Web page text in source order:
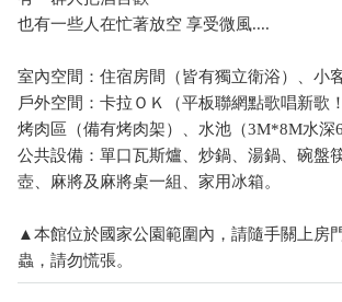
也有一些人在忙著放空 享受微風....
室內空間：住宿房間（皆有獨立衛浴）、小
戶外空間：卡拉ＯＫ（平板聯網點歌唱新歌
烤肉區（備有烤肉架）、水池（3M*8M水深
公共設備：單口瓦斯爐、炒鍋、湯鍋、碗盤
壺、麻將及麻將桌一組、家用冰箱。
▲本館位於國家公園範圍內，請隨手關上房
蟲，請勿慌張。